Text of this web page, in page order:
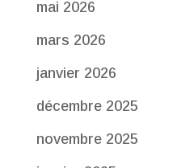
mai 2026
mars 2026
janvier 2026
décembre 2025
novembre 2025